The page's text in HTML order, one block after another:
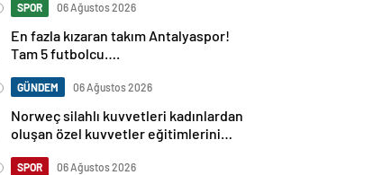
SPOR 06 Ağustos 2026
En fazla kızaran takım Antalyaspor!
Tam 5 futbolcu….
GÜNDEM 06 Ağustos 2026
Norweç silahlı kuvvetleri kadınlardan
oluşan özel kuvvetler eğitimlerini
SPOR 06 Ağustos 2026